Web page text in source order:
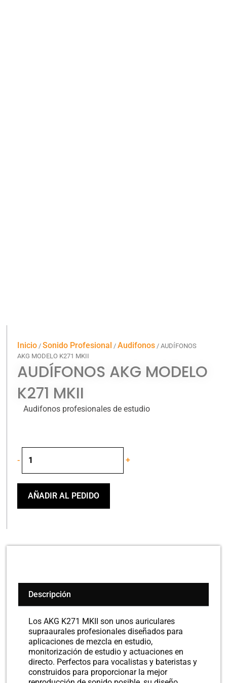
Inicio /Sonido Profesional /Audifonos / AUDÍFONOS
AKG MODELO K271 MKII
AUDÍFONOS AKG MODELO
K271 MKII
Audifonos profesionales de estudio
-
AKG
MODELO
K271
MKII
+
AÑADIR AL PEDIDO
Descripción
Los AKG K271 MKII son unos auriculares
supraaurales profesionales diseñados para
aplicaciones de mezcla en estudio,
monitorización de estudio y actuaciones en
directo. Perfectos para vocalistas y bateristas y
construidos para proporcionar la mejor